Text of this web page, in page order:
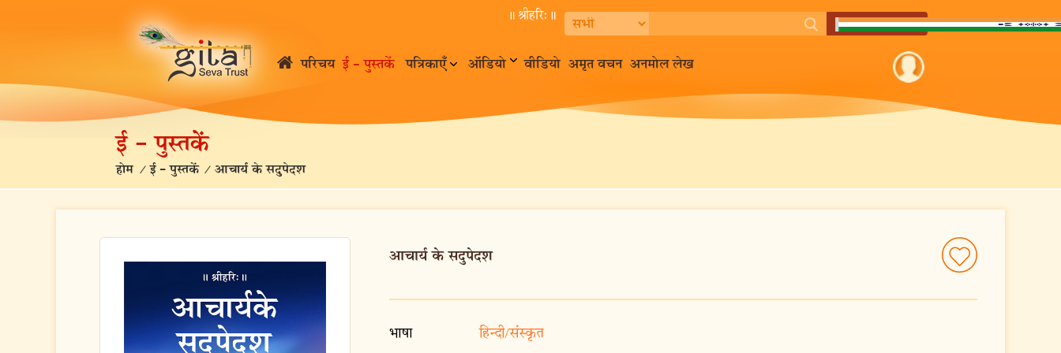
॥ श्रीहरि:॥
परिचय ई – पुस्तकें पत्रिकाएँ ऑडियो वीडियो अमृत वचन अनमोल लेख
ई – पुस्तकें
होम /ई – पुस्तकें / आचार्य के सदुपेदश
आचार्य के सदुपेदश
भाषा हिन्दी/संस्कृत